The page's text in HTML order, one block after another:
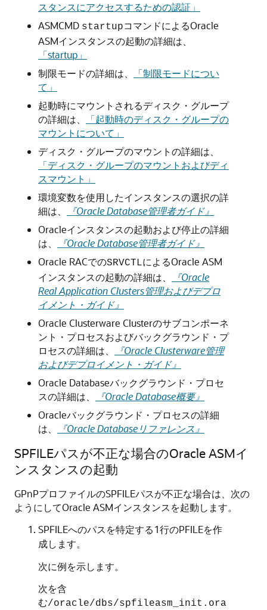
スタンスにアクセスするための認証」
ASMCMD startupコマンドによるOracle
ASMインスタンスの起動の詳細は、
「startup」
制限モードの詳細は、
「制限モードについ
て」
起動時にマウントされるディスク・グループ
の詳細は、
「起動時のディスク・グループの
マウントについて」
ディスク・グループのマウントの詳細は、
「ディスク・グループのマウントおよびディ
スマウント」
環境変数を使用したインスタンスの選択の詳
細は、
『Oracle Database管理者ガイド』
Oracleインスタンスの起動および停止の詳細
は、
『Oracle Database管理者ガイド』
Oracle RACでのSRVCTLによるOracle ASM
インスタンスの起動の詳細は、
『Oracle
Real Application Clusters管理およびデプロ
イメント・ガイド』
Oracle Clusterware Clusterのサブコンポーネ
ント・プロセスおよびバックグラウンド・プ
ロセスの詳細は、
『Oracle Clusterware管理
およびデプロイメント・ガイド』
Oracle Databaseバックグラウンド・プロセ
スの詳細は、
『Oracle Database概要』
Oracleバックグラウンド・プロセスの詳細
は、
『Oracle Databaseリファレンス』
SPFILEパスが不正な場合のOracle ASMイ
ンスタンスの起動
GPnPプロファイルのSPFILEパスが不正な場合は、次の
ようにしてOracle ASMインスタンスを起動します。
SPFILEへのパスを特定する1行のPFILEを作
成します。
次に例を示します。
次を含
む/oracle/dbs/spfileasm_init.ora